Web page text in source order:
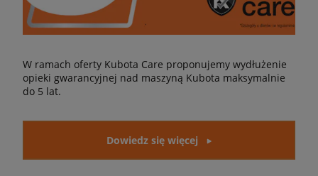
W ramach oferty Kubota Care proponujemy wydłużenie
opieki gwarancyjnej nad maszyną Kubota maksymalnie
do 5 lat.
Dowiedz się więcej